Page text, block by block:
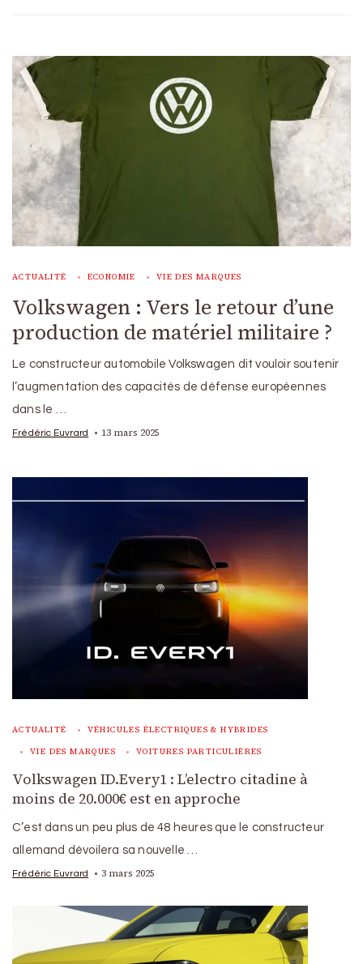
ACTUALITÉ ECONOMIE VIE DES MARQUES
Volkswagen : Vers le retour d’une
production de matériel militaire ?
Le constructeur automobile Volkswagen dit vouloir soutenir
l’augmentation des capacités de défense européennes
dans le …
Frédéric Euvrard 13 mars 2025
ACTUALITÉ VÉHICULES ÉLECTRIQUES & HYBRIDES
VIE DES MARQUES VOITURES PARTICULIÈRES
Volkswagen ID.Every1 : L’electro citadine à
moins de 20.000€ est en approche
C’est dans un peu plus de 48 heures que le constructeur
allemand dévoilera sa nouvelle …
Frédéric Euvrard 3 mars 2025